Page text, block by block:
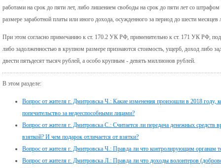
работами на срок до пяти лет, либо лишением свободы на срок до пяти лет со
размере заработной платы или иного дохода, осужденного за период до шести месяцев
При этом согласно примечанию к ст. 170.2 УК РФ, применительно к ст. 171 УК РФ,
либо задолженностью в крупном размере признаются стоимость, ущерб, доход либо
двести пятьдесят тысяч рублей, а особо крупным - девять миллионов рублей.
В этом разделе:
Вопрос от жителя г. Дмитровска Ч.: Какие изменения произошли в 2018 году,
попечительство за недееспособными лицами?
Вопрос от жителя г. Дмитровска С.: Считается ли передача денежных средств
взяткой? И чем подарок отличается от взятки?
Вопрос от жителя г. Дмитровска Ч.: Правда ли что контролирующим органам
Вопрос от жителя г. Дмитровска Л.: Правда ли что доходы волонтеров